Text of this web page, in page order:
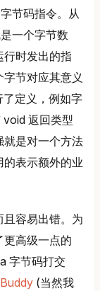
节码指令。从
一个字节数
行时发出的指
节对应其意义
了定义，例如字
返回类型
就是对一个方法
表示额外的业
容易出错。为
更高级一点的
字节码打交
(当然我